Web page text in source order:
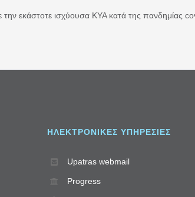
εκάστοτε ισχύουσα ΚΥΑ κατά της πανδημίας
ΗΛΕΚΤΡΟΝΙΚΈΣ ΥΠΗΡΕΣΊΕΣ
Upatras webmail
Progress